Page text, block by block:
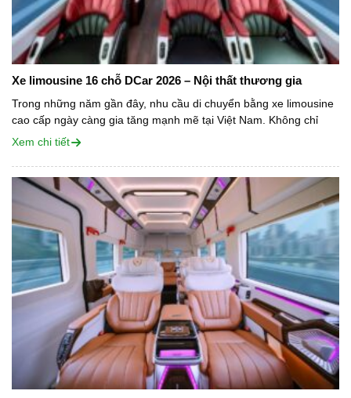
Xe limousine 16 chỗ DCar 2026 – Nội thất thương gia
Trong những năm gần đây, nhu cầu di chuyển bằng xe limousine
cao cấp ngày càng gia tăng mạnh mẽ tại Việt Nam. Không chỉ
phục vụ các tuyến vận tải hành khách cao cấp,...
Xem chi tiết